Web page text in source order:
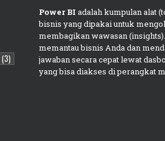
(3)
Power BI adalah kumpulan alat
bisnis yang dipakai untuk
membagikan wawasan
memantau bisnis Anda dan
jawaban secara cepat lewat
yang bisa diakses di perangkat